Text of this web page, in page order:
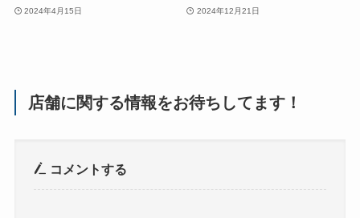
2024年4月15日 2024年12月21日
店舗に関する情報をお待ちしてます！
コメントする